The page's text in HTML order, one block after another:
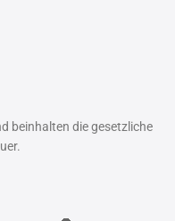
beinhalten die gesetzliche